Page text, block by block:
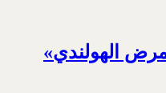
الهولندي»